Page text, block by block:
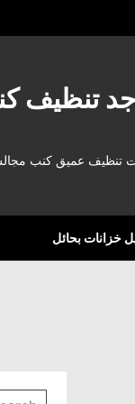
تنظيف
تنظيف عميق كنب